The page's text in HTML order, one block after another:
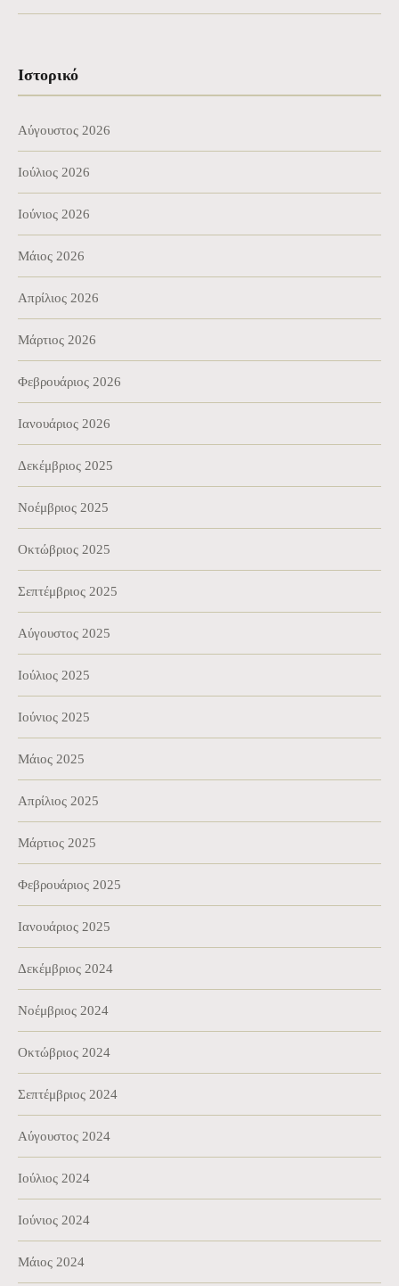
Ιστορικό
Αύγουστος 2026
Ιούλιος 2026
Ιούνιος 2026
Μάιος 2026
Απρίλιος 2026
Μάρτιος 2026
Φεβρουάριος 2026
Ιανουάριος 2026
Δεκέμβριος 2025
Νοέμβριος 2025
Οκτώβριος 2025
Σεπτέμβριος 2025
Αύγουστος 2025
Ιούλιος 2025
Ιούνιος 2025
Μάιος 2025
Απρίλιος 2025
Μάρτιος 2025
Φεβρουάριος 2025
Ιανουάριος 2025
Δεκέμβριος 2024
Νοέμβριος 2024
Οκτώβριος 2024
Σεπτέμβριος 2024
Αύγουστος 2024
Ιούλιος 2024
Ιούνιος 2024
Μάιος 2024